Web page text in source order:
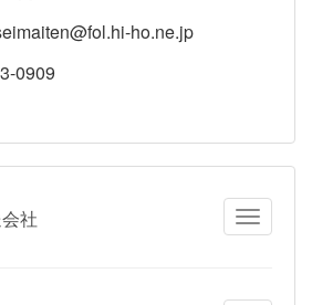
ho.ne.jp
0909
Toggle
社